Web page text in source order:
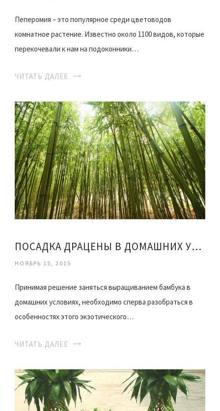
Пеперомия – это популярное среди цветоводов
комнатное растение. Известно около 1100 видов, которые
перекочевали к нам на подоконники…
ЧИТАТЬ ДАЛЕЕ
ПОСАДКА ДРАЦЕНЫ В ДОМАШНИХ УСЛОВИЯХ
НОЯБРЬ 15, 2015
Принимая решение заняться выращиванием бамбука в
домашних условиях, необходимо сперва разобраться в
особенностях этого экзотического…
ЧИТАТЬ ДАЛЕЕ